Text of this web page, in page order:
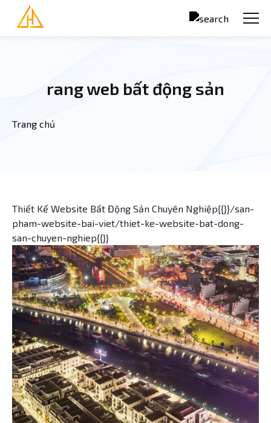
Nhảy đến nội dung
rang web bất động sản
Bạn đang ở đây
Trang chủ
Thiết Kế Website Bất Động Sản Chuyên Nghiệp{{}}/san-
pham-website-bai-viet/thiet-ke-website-bat-dong-
san-chuyen-nghiep{{}}